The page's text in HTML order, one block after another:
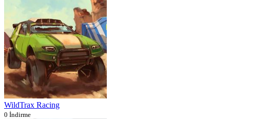
WildTrax Racing
0 İndirme